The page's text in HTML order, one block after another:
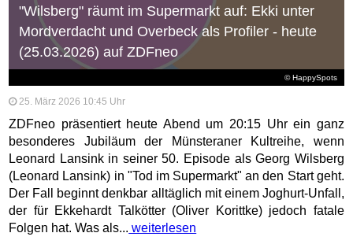
© HappySpots
"Wilsberg" räumt im Supermarkt auf: Ekki unter
Mordverdacht und Overbeck als Profiler - heute
(25.03.2026) auf ZDFneo
25. März 2026 10:45 Uhr
ZDFneo präsentiert heute Abend um 20:15 Uhr ein ganz
besonderes Jubiläum der Münsteraner Kultreihe, wenn
Leonard Lansink in seiner 50. Episode als Georg Wilsberg
(Leonard Lansink) in "Tod im Supermarkt" an den Start geht.
Der Fall beginnt denkbar alltäglich mit einem Joghurt-Unfall,
der für Ekkehardt Talkötter (Oliver Korittke) jedoch fatale
Folgen hat. Was als... weiterlesen